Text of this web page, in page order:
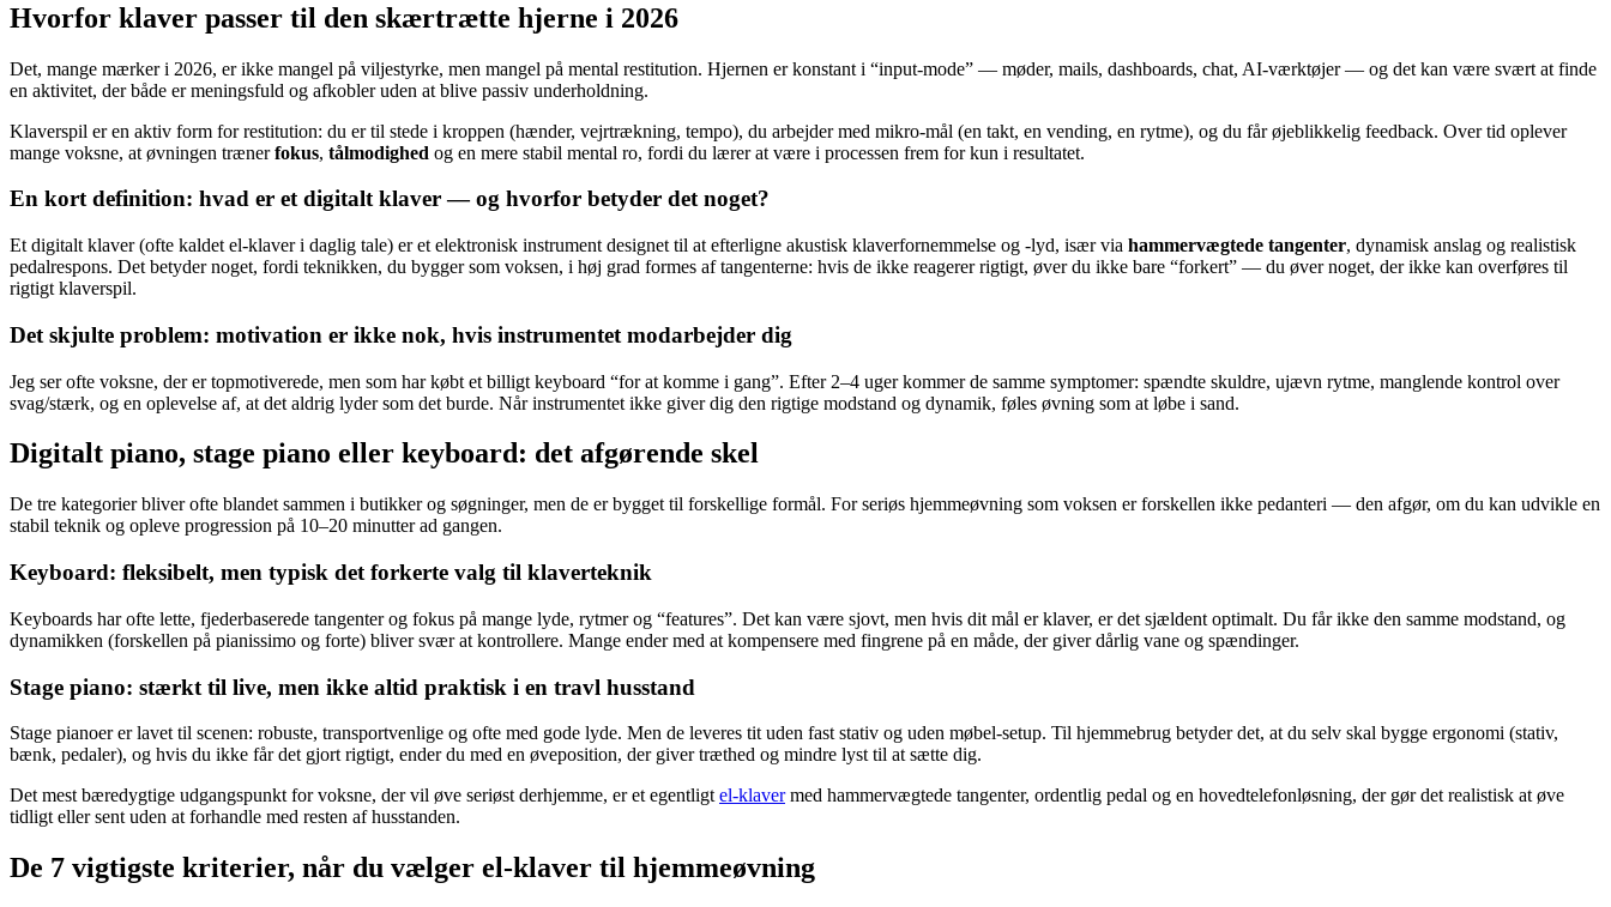
Hvorfor klaver passer til den skærtrætte hjerne i 2026
Det, mange mærker i 2026, er ikke mangel på viljestyrke, men mangel på mental restitution. Hjernen er konstant i “input-mode” — møder, mails, dashboards, chat, AI-værktøjer — og det kan være svært at finde
en aktivitet, der både er meningsfuld og afkobler uden at blive passiv underholdning.
Klaverspil er en aktiv form for restitution: du er til stede i kroppen (hænder, vejrtrækning, tempo), du arbejder med mikro-mål (en takt, en vending, en rytme), og du får øjeblikkelig feedback. Over tid oplever
mange voksne, at øvningen trænerfokus, tålmodighed og en mere stabil mental ro, fordi du lærer at være i processen frem for kun i resultatet.
En kort definition: hvad er et digitalt klaver — og hvorfor betyder det noget?
Et digitalt klaver (ofte kaldet el-klaver i daglig tale) er et elektronisk instrument designet til at efterligne akustisk klaverfornemmelse og -lyd, især via hammervægtede tangenter, dynamisk anslag og realistisk
pedalrespons. Det betyder noget, fordi teknikken, du bygger som voksen, i høj grad formes af tangenterne: hvis de ikke reagerer rigtigt, øver du ikke bare “forkert” — du øver noget, der ikke kan overføres til
rigtigt klaverspil.
Det skjulte problem: motivation er ikke nok, hvis instrumentet modarbejder dig
Jeg ser ofte voksne, der er topmotiverede, men som har købt et billigt keyboard “for at komme i gang”. Efter 2–4 uger kommer de samme symptomer: spændte skuldre, ujævn rytme, manglende kontrol over
svag/stærk, og en oplevelse af, at det aldrig lyder som det burde. Når instrumentet ikke giver dig den rigtige modstand og dynamik, føles øvning som at løbe i sand.
Digitalt piano, stage piano eller keyboard: det afgørende skel
De tre kategorier bliver ofte blandet sammen i butikker og søgninger, men de er bygget til forskellige formål. For seriøs hjemmeøvning som voksen er forskellen ikke pedanteri — den afgør, om du kan udvikle en
stabil teknik og opleve progression på 10–20 minutter ad gangen.
Keyboard: fleksibelt, men typisk det forkerte valg til klaverteknik
Keyboards har ofte lette, fjederbaserede tangenter og fokus på mange lyde, rytmer og “features”. Det kan være sjovt, men hvis dit mål er klaver, er det sjældent optimalt. Du får ikke den samme modstand, og
dynamikken (forskellen på pianissimo og forte) bliver svær at kontrollere. Mange ender med at kompensere med fingrene på en måde, der giver dårlig vane og spændinger.
Stage piano: stærkt til live, men ikke altid praktisk i en travl husstand
Stage pianoer er lavet til scenen: robuste, transportvenlige og ofte med gode lyde. Men de leveres tit uden fast stativ og uden møbel-setup. Til hjemmebrug betyder det, at du selv skal bygge ergonomi (stativ,
bænk, pedaler), og hvis du ikke får det gjort rigtigt, ender du med en øveposition, der giver træthed og mindre lyst til at sætte dig.
Det mest bæredygtige udgangspunkt for voksne, der vil øve seriøst derhjemme, er et egentligt el-klavermed hammervægtede tangenter, ordentlig pedal og en hovedtelefonløsning, der gør det realistisk at øve
tidligt eller sent uden at forhandle med resten af husstanden.
De 7 vigtigste kriterier, når du vælger el-klaver til hjemmeøvning